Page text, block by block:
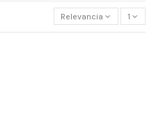
Relevancia 1